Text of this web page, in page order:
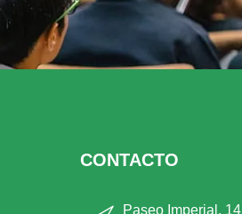
CONTACTO
Paseo Imperial, 14